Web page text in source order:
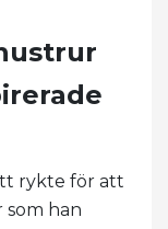
rykte för att
som han